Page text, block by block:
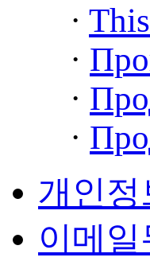
·
·
·
·
개인정
이메